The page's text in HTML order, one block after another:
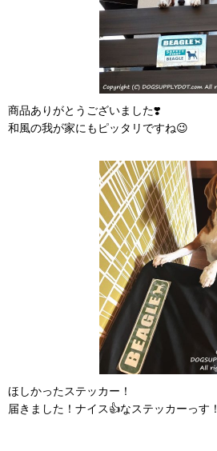
商品ありがとうございました❣️
和風の我が家にもピッタリですね😉
ほしかったステッカー！
届きました！ナイス👍なステッカーっす！